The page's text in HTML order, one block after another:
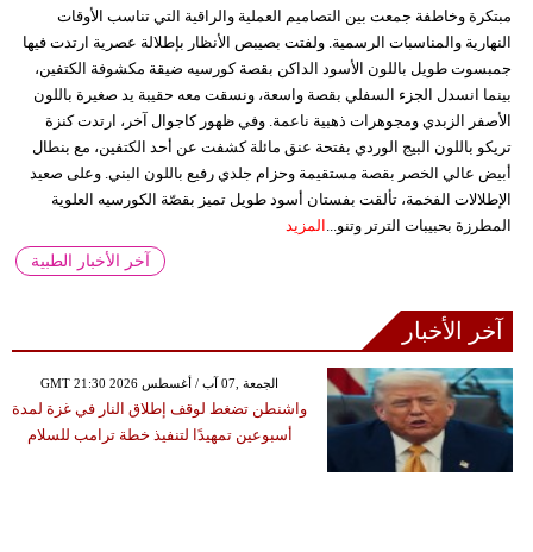
مبتكرة وخاطفة جمعت بين التصاميم العملية والراقية التي تناسب الأوقات
النهارية والمناسبات الرسمية. ولفتت بصيبص الأنظار بإطلالة عصرية ارتدت فيها
جمبسوت طويل باللون الأسود الداكن بقصة كورسيه ضيقة مكشوفة الكتفين،
بينما انسدل الجزء السفلي بقصة واسعة، ونسقت معه حقيبة يد صغيرة باللون
الأصفر الزبدي ومجوهرات ذهبية ناعمة. وفي ظهور كاجوال آخر، ارتدت كنزة
تريكو باللون البيج الوردي بفتحة عنق مائلة كشفت عن أحد الكتفين، مع بنطال
أبيض عالي الخصر بقصة مستقيمة وحزام جلدي رفيع باللون البني. وعلى صعيد
الإطلالات الفخمة، تألقت بفستان أسود طويل تميز بقصّة الكورسيه العلوية
المطرزة بحبيبات الترتر وتنو...
المزيد
آخر الأخبار الطبية
آخر الأخبار
GMT 21:30 2026 الجمعة ,07 آب / أغسطس
واشنطن تضغط لوقف إطلاق النار في غزة لمدة
أسبوعين تمهيدًا لتنفيذ خطة ترامب للسلام